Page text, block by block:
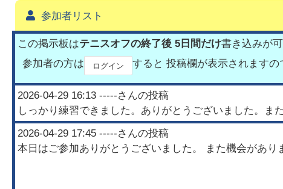
参加者リスト
この掲示板はテニスオフの終了後 5日間だけ書き込みが
参加者の方は
ログイン すると 投稿欄が表示されますの
2026-04-29 16:13 -----さんの投稿
しっかり練習できました。ありがとうございました。ま
2026-04-29 17:45 -----さんの投稿
本日はご参加ありがとうございました。 また機会があり